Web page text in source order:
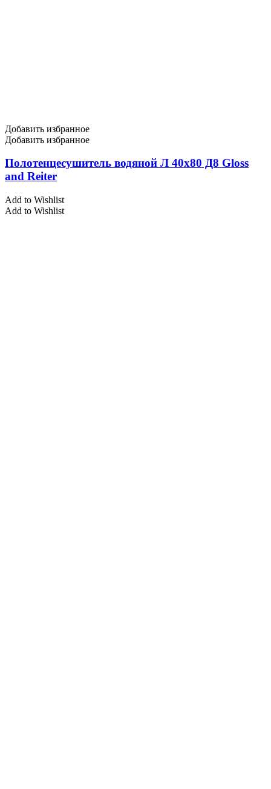
Добавить избранное
Добавить избранное
Полотенцесушитель водяной Л 40х80 Д8 Gloss
and Reiter
Add to Wishlist
Add to Wishlist